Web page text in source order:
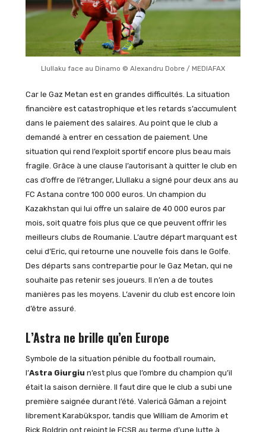
Llullaku face au Dinamo © Alexandru Dobre / MEDIAFAX
Car le Gaz Metan est en grandes difficultés. La situation
financière est catastrophique et les retards s’accumulent
dans le paiement des salaires. Au point que le club a
demandé à entrer en cessation de paiement. Une
situation qui rend l’exploit sportif encore plus beau mais
fragile. Grâce à une clause l’autorisant à quitter le club en
cas d’offre de l’étranger, Llullaku a signé pour deux ans au
FC Astana contre 100 000 euros. Un champion du
Kazakhstan qui lui offre un salaire de 40 000 euros par
mois, soit quatre fois plus que ce que peuvent offrir les
meilleurs clubs de Roumanie. L’autre départ marquant est
celui d’Eric, qui retourne une nouvelle fois dans le Golfe.
Des départs sans contrepartie pour le Gaz Metan, qui ne
souhaite pas retenir ses joueurs. Il n’en a de toutes
manières pas les moyens. L’avenir du club est encore loin
d’être assuré.
L’Astra ne brille qu’en Europe
Symbole de la situation pénible du football roumain,
l’Astra Giurgiu n’est plus que l’ombre du champion qu’il
était la saison dernière. Il faut dire que le club a subi une
première saignée durant l’été. Valerică Găman a rejoint
librement Karabükspor, tandis que William de Amorim et
Rick Boldrin ont rejoint le FCSB au terme d’une lutte à